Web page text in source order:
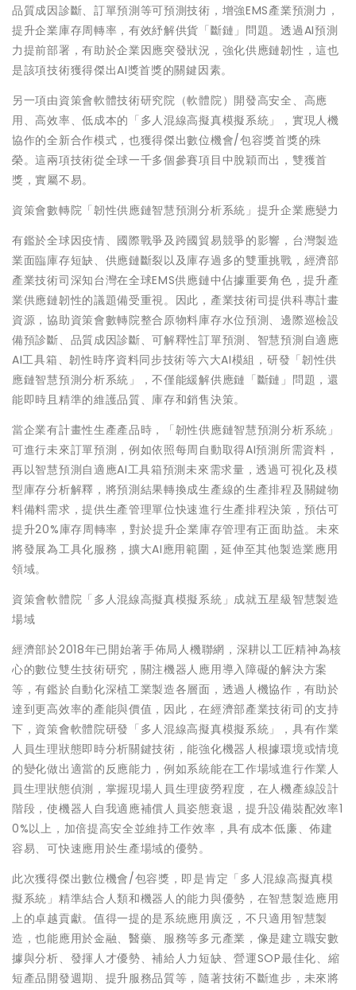
品質成因診斷、訂單預測等可預測技術，增強EMS產業預測力，
提升企業庫存周轉率，有效紓解供貨「斷鏈」問題。透過AI預測
力提前部署，有助於企業因應突發狀況，強化供應鏈韌性，這也
是該項技術獲得傑出AI獎首獎的關鍵因素。
另一項由資策會軟體技術研究院（軟體院）開發高安全、高應
用、高效率、低成本的「多人混線高擬真模擬系統」，實現人機
協作的全新合作模式，也獲得傑出數位機會/包容獎首獎的殊
榮。這兩項技術從全球一千多個參賽項目中脫穎而出，雙獲首
獎，實屬不易。
資策會數轉院「韌性供應鏈智慧預測分析系統」提升企業應變力
有鑑於全球因疫情、國際戰爭及跨國貿易競爭的影響，台灣製造
業面臨庫存短缺、供應鏈斷裂以及庫存過多的雙重挑戰，經濟部
產業技術司深知台灣在全球EMS供應鏈中佔據重要角色，提升產
業供應鏈韌性的議題備受重視。因此，產業技術司提供科專計畫
資源，協助資策會數轉院整合原物料庫存水位預測、邊際巡檢設
備預診斷、品質成因診斷、可解釋性訂單預測、智慧預測自適應
AI工具箱、韌性時序資料同步技術等六大AI模組，研發「韌性供
應鏈智慧預測分析系統」，不僅能緩解供應鏈「斷鏈」問題，還
能即時且精準的維護品質、庫存和銷售決策。
當企業有計畫性生產產品時，「韌性供應鏈智慧預測分析系統」
可進行未來訂單預測，例如依照每周自動取得AI預測所需資料，
再以智慧預測自適應AI工具箱預測未來需求量，透過可視化及模
型庫存分析解釋，將預測結果轉換成生產線的生產排程及關鍵物
料備料需求，提供生產管理單位快速進行生產排程決策，預估可
提升20%庫存周轉率，對於提升企業庫存管理有正面助益。未來
將發展為工具化服務，擴大AI應用範圍，延伸至其他製造業應用
領域。
資策會軟體院「多人混線高擬真模擬系統」成就五星級智慧製造
場域
經濟部於2018年已開始著手佈局人機聯網，深耕以工匠精神為核
心的數位雙生技術研究，關注機器人應用導入障礙的解決方案
等，有鑑於自動化深植工業製造各層面，透過人機協作，有助於
達到更高效率的產能與價值，因此，在經濟部產業技術司的支持
下，資策會軟體院研發「多人混線高擬真模擬系統」，具有作業
人員生理狀態即時分析關鍵技術，能強化機器人根據環境或情境
的變化做出適當的反應能力，例如系統能在工作場域進行作業人
員生理狀態偵測，掌握現場人員生理疲勞程度，在人機產線設計
階段，使機器人自我適應補償人員姿態衰退，提升設備裝配效率1
0%以上，加倍提高安全並維持工作效率，具有成本低廉、佈建
容易、可快速應用於生產場域的優勢。
此次獲得傑出數位機會/包容獎，即是肯定「多人混線高擬真模
擬系統」精準結合人類和機器人的能力與優勢，在智慧製造應用
上的卓越貢獻。值得一提的是系統應用廣泛，不只適用智慧製
造，也能應用於金融、醫藥、服務等多元產業，像是建立職安數
據與分析、發揮人才優勢、補給人力短缺、營運SOP最佳化、縮
短產品開發週期、提升服務品質等，隨著技術不斷進步，未來將